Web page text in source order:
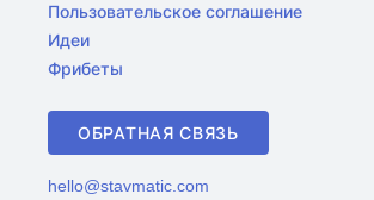
Пользовательское соглашение
Идеи
Фрибеты
ОБРАТНАЯ СВЯЗЬ
hello@stavmatic.com